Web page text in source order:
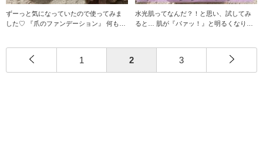
ずーっと気になっていたので使ってみま
した♡ 『爪のファンデーション』 何もし
水光肌ってなんだ？！と思い、試してみ
ると… 肌が『パァッ！』と明るくなり感
1 2 3